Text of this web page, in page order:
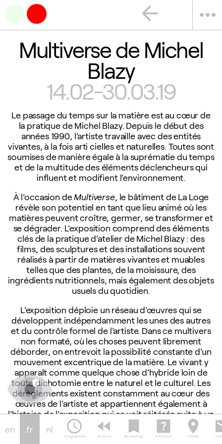
more_horiz
arrow_back
Multiverse de Michel
Blazy
14.02-30.03.19
Le passage du temps sur la matière est au cœur de
la pratique de Michel Blazy. Depuis le début des
années 1990, l’artiste travaille avec des entités
vivantes, à la fois arti cielles et naturelles. Toutes sont
soumises de manière égale à la suprématie du temps
et de la multitude des éléments déclencheurs qui
influent et modifient l’environnement.
À l’occasion deMultiverse, le bâtiment de La Loge
révèle son potentiel en tant que lieu animé où les
matières peuvent croître, germer, se transformer et
se dégrader. L’exposition comprend des éléments
clés de la pratique d’atelier de Michel Blazy : des
films, des sculptures et des installations souvent
réalisés à partir de matières vivantes et muables
telles que des plantes, de la moisissure, des
ingrédients nutritionnels, mais également des objets
usuels du quotidien.
L’exposition déploie un réseau d’œuvres qui se
développent indépendamment les unes des autres
et du contrôle formel de l’artiste. Dans ce multivers
non formaté, où les choses peuvent librement
déborder, on entrevoit la possibilité constante d’un
mouvement excentrique de la matière. Le vivant y
apparaît comme quelque chose d’hybride loin de
toute dichotomie entre le naturel et le culturel. Les
dérèglements existent constamment au cœur des
œuvres de l’artiste et appartiennent également à
l’histoire de l’exposition qui se voit réitérée suite à un
phénomène naturel qui nous a débordé lors de
l’ouverture initiale de
Multiverseen septembre 2018.
en fr nl schedule
Programme
fast_rewind
Archive
bookmark
Bookshop
help_center
À Propos
location_on
Visite